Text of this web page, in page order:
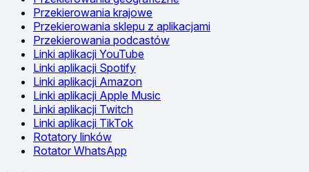
Przekierowania krajowe
Przekierowania sklepu z aplikacjami
Przekierowania podcastów
Linki aplikacji YouTube
Linki aplikacji Spotify
Linki aplikacji Amazon
Linki aplikacji Apple Music
Linki aplikacji Twitch
Linki aplikacji TikTok
Rotatory linków
Rotator WhatsApp